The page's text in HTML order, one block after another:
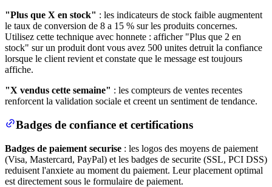
"Plus que X en stock" : les indicateurs de stock faible augmentent
le taux de conversion de 8 a 15 % sur les produits concernes.
Utilisez cette technique avec honnete : afficher "Plus que 2 en
stock" sur un produit dont vous avez 500 unites detruit la confiance
lorsque le client revient et constate que le message est toujours
affiche.
"X vendus cette semaine" : les compteurs de ventes recentes
renforcent la validation sociale et creent un sentiment de tendance.
Badges de confiance et certifications
Badges de paiement securise : les logos des moyens de paiement
(Visa, Mastercard, PayPal) et les badges de securite (SSL, PCI DSS)
reduisent l'anxiete au moment du paiement. Leur placement optimal
est directement sous le formulaire de paiement.